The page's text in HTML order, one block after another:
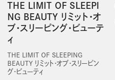
THE LIMIT OF SLEEPI
NG BEAUTY リミット・オ
ブ・スリーピング・ビューテ
ィ
THE LIMIT OF SLEEPING
BEAUTY リミット・オブ・スリーピン
グ・ビューティ